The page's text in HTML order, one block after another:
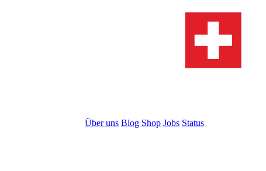
Über uns Blog Shop Jobs Status